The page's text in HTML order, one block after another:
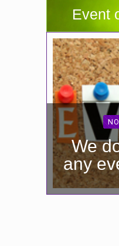
Event
We
any